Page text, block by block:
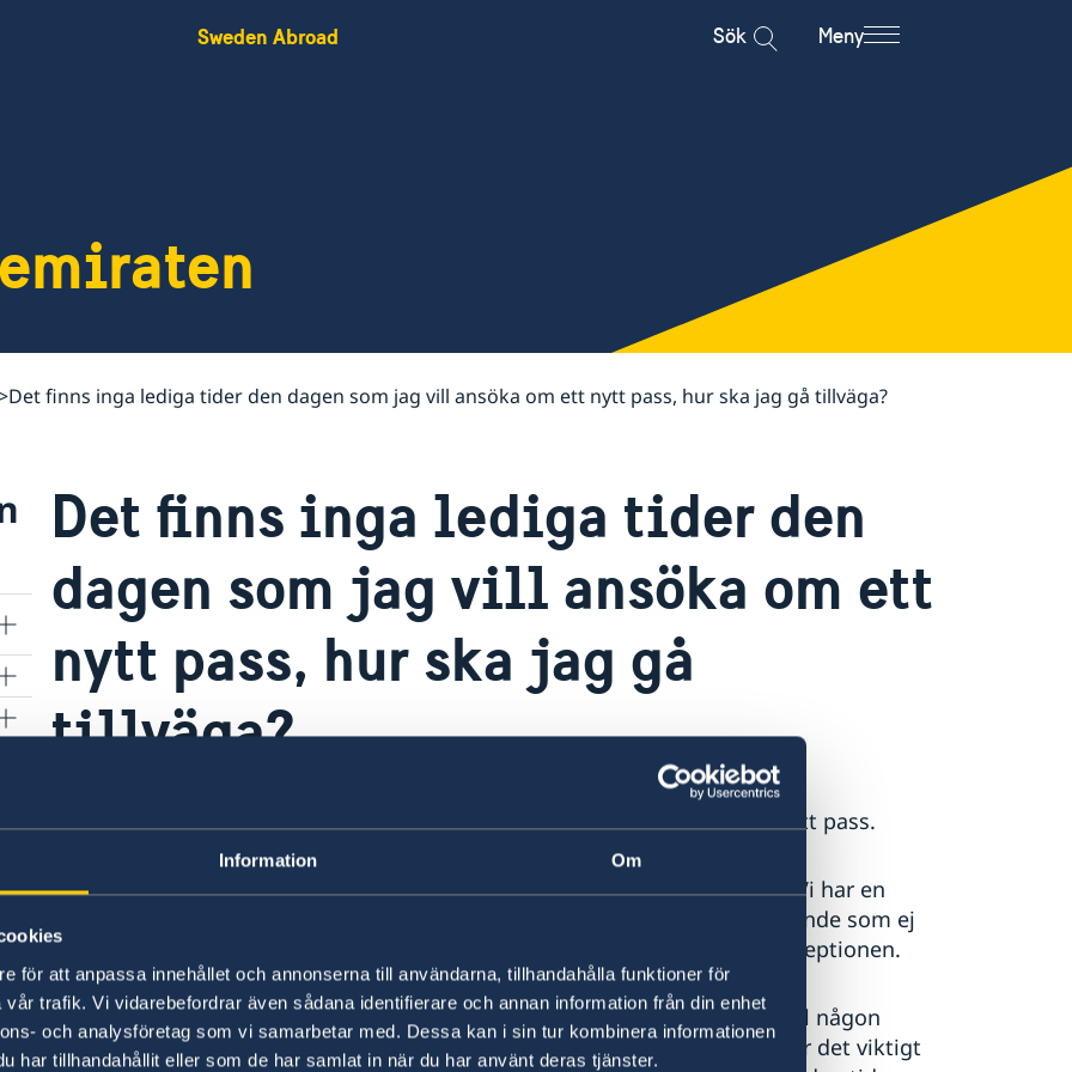
Information Om
för att anpassa innehållet och annonserna till användarna, tillhandahålla funktioner för
trafik. Vi vidarebefordrar även sådana identifierare och annan information från din enhet
och analysföretag som vi samarbetar med. Dessa kan i sin tur kombinera informationen
har tillhandahållit eller som de har samlat in när du har använt deras tjänster.
Sweden Abroad Sök Meny
Det finns inga lediga tider den dagen som jag vill ansöka om ett nytt pass, hur ska jag gå tillväga?
Det finns inga lediga tider den
dagen som jag vill ansöka om ett
nytt pass, hur ska jag gå
tillväga?
Det är den sökandes ansvar att vara ute i god tid för att ansöka om ett nytt pass.
Tyvärr så har vi inte möjlighet att göra några undantag för passansökan. Vi har en
utsatt tid för den sökande, om det är fullbokat så har vi rätt att neka sökande som ej
har en bokad tid. Du skall uppvisa din konfirmation av tidsbokning vid receptionen.
Vi rekommenderar er att följa upp vårt system för tidsbokning av pass ifall någon
avbokar sin tid. Om en sökande har en bokad tid som hen vill avboka så är det viktigt